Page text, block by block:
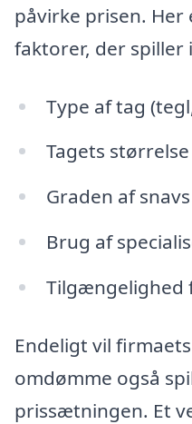
påvirke prisen. Her
faktorer, der spiller
Type af tag
Tagets
Graden af
Brug af
Tilgængelighed
Endeligt vil
omdømme også
prissætningen. Et